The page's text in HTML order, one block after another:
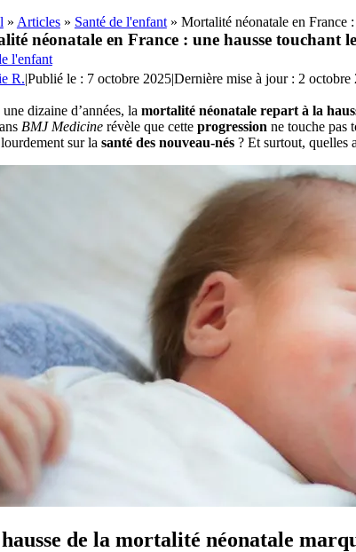
» Articles» Santé de l'enfant» Mortalité néonatale en France
néonatale en France : une hausse touchant
l'enfant
R.|Publié le : 7 octobre 2025|Dernière mise à jour : 2 octobre
dizaine d’années, la mortalité néonatale repart à la
BMJ Medicinerévèle que cette progression ne touche pas
sur la santé des nouveau-nés? Et surtout, quelles
de la mortalité néonatale